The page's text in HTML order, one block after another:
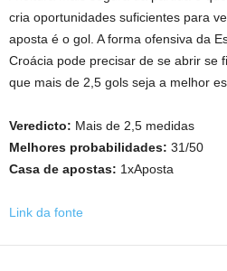
cria oportunidades suficientes para
aposta é o gol. A forma ofensiva da
Croácia pode precisar de se abrir se
que mais de 2,5 gols seja a melhor
Veredicto: Mais de 2,5 medidas
Melhores probabilidades: 31/50
Casa de apostas: 1xAposta
Link da fonte